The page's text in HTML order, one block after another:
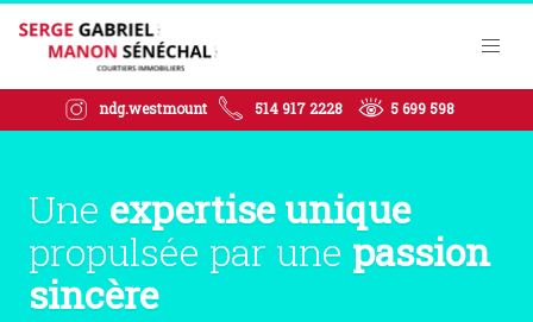
ndg.westmount 514 917 2228 5 699 598
Une expertise unique
propulsée par une passion
sincère